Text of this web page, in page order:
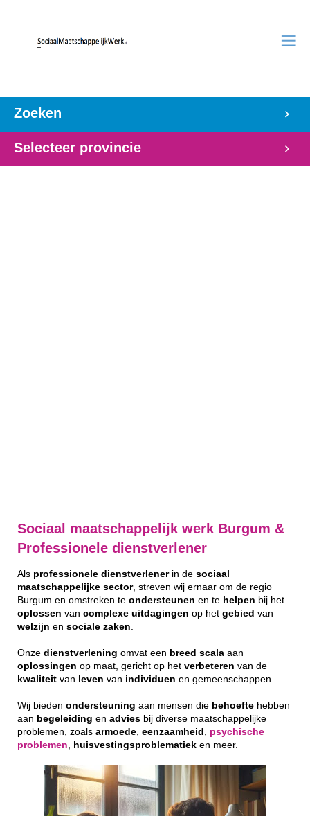
Zoeken
Selecteer provincie
Sociaal maatschappelijk werk Burgum &
Professionele dienstverlener
Als professionele dienstverlenerin de sociaal
maatschappelijke sector, streven wij ernaar om de regio
Burgum en omstreken te ondersteunen en te helpen bij het
oplossen van complexe uitdagingen op het gebied van
welzijn en sociale zaken
Onze dienstverlening omvat een breed scala aan
oplossingen op maat, gericht op het verbeteren van de
kwaliteit van leven van individuen en gemeenschappen.
Wij bieden ondersteuning aan mensen die behoefte hebben
aan begeleiding en advies bij diverse maatschappelijke
problemen, zoals armoede eenzaamheid
psychische
problemen
huisvestingsproblematiek en meer.